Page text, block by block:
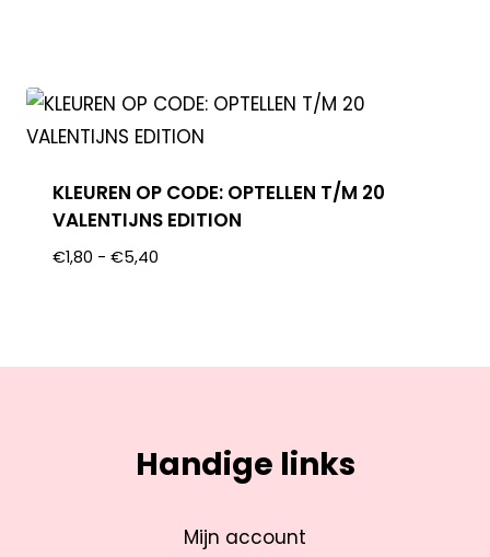
KLEUREN OP CODE: OPTELLEN T/M 20
VALENTIJNS EDITION
€1,80 - €5,40
Handige links
Mijn account